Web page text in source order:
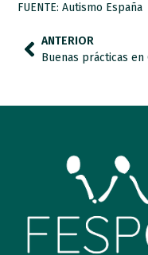
FUENTE: Autismo España
ANTERIOR